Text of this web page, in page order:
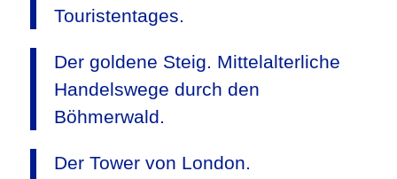
Touristentages.
Der goldene Steig. Mittelalterliche
Handelswege durch den
Böhmerwald.
Der Tower von London.